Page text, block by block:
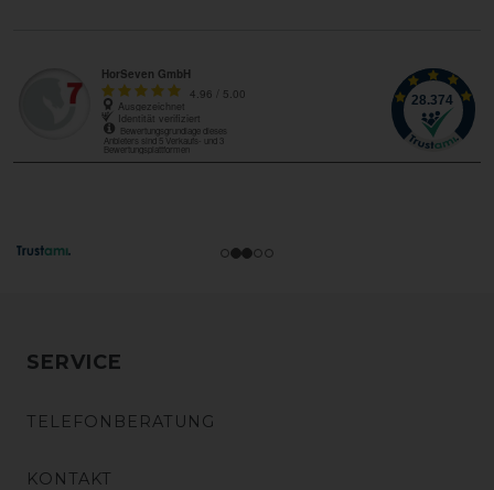
SERVICE
TELEFONBERATUNG
KONTAKT